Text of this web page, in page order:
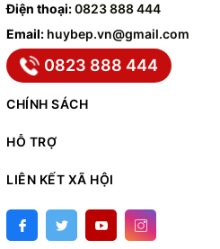
Điện thoại:0823 888 444
Email: huybep.vn@gmail.com
0823 888 444
CHÍNH SÁCH
HỖ TRỢ
LIÊN KẾT XÃ HỘI